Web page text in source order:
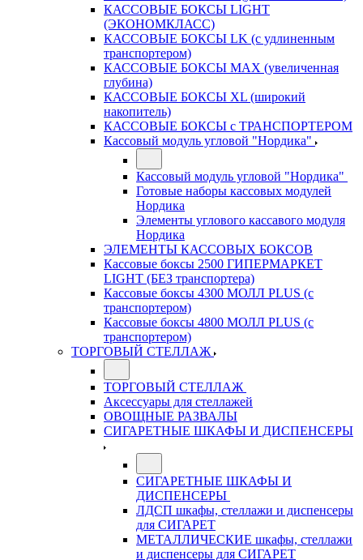
КАССОВЫЕ БОКСЫ LIGHT
(ЭКОНОМКЛАСС)
КАССОВЫЕ БОКСЫ LK (с удлиненным
транспортером)
КАССОВЫЕ БОКСЫ MAX (увеличенная
глубина)
КАССОВЫЕ БОКСЫ XL (широкий
накопитель)
КАССОВЫЕ БОКСЫ с ТРАНСПОРТЕРОМ
Кассовый модуль угловой "Нордика"
Кассовый модуль угловой "Нордика"
Готовые наборы кассовых модулей
Нордика
Элементы углового кассавого модуля
Нордика
ЭЛЕМЕНТЫ КАССОВЫХ БОКСОВ
Кассовые боксы 2500 ГИПЕРМАРКЕТ
LIGHT (БЕЗ транспортера)
Кассовые боксы 4300 МОЛЛ PLUS (с
транспортером)
Кассовые боксы 4800 МОЛЛ PLUS (с
транспортером)
ТОРГОВЫЙ СТЕЛЛАЖ
ТОРГОВЫЙ СТЕЛЛАЖ
Аксессуары для стеллажей
ОВОЩНЫЕ РАЗВАЛЫ
СИГАРЕТНЫЕ ШКАФЫ И ДИСПЕНСЕРЫ
СИГАРЕТНЫЕ ШКАФЫ И
ДИСПЕНСЕРЫ
ЛДСП шкафы, стеллажи и диспенсеры
для СИГАРЕТ
МЕТАЛЛИЧЕСКИЕ шкафы, стеллажи
и диспенсеры для СИГАРЕТ